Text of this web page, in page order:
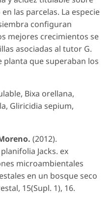
las parcelas. La especie
configuran
mejores crecimientos se
asociadas al tutor G.
que superaban los
Bixa orellana,
Gliricidia sepium,
(2012).
Jacks. ex
microambientales
en un bosque seco
15(Supl. 1), 16.